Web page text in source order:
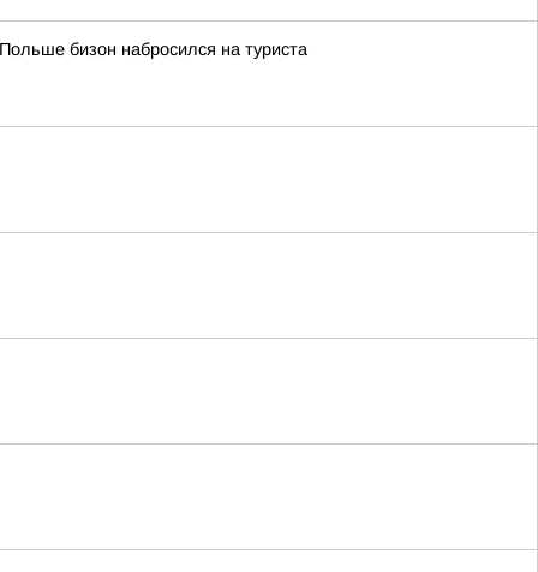
бизон набросился на туриста